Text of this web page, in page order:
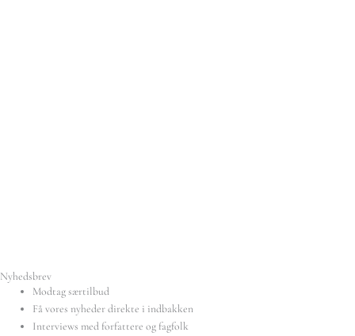
Nyhedsbrev
Modtag særtilbud
Få vores nyheder direkte i indbakken
Interviews med forfattere og fagfolk